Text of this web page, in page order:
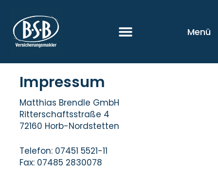
springen
Menü
Impressum
Matthias Brendle GmbH
Ritterschaftsstraße 4
72160 Horb-Nordstetten
Telefon: 07451 5521-11
Fax: 07485 2830078